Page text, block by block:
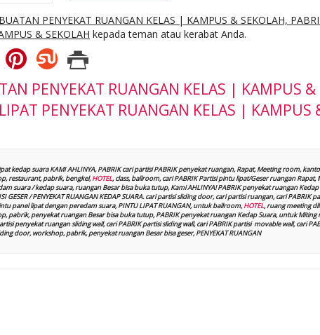
PENYEKAT RUANGAN KELAS | KAMPUS & SEKOLAH,
& SEKOLAH kepada teman atau kerabat Anda.
PENYEKAT RUANGAN KELAS | KAMPUS &
PENYEKAT RUANGAN KELAS | KAMPUS
kedap suara KAMI AHLINYA, PABRIK cari partisi PABRIK penyekat ruangan, Rapat, Meeting room,
restaurant, pabrik, bengkel,HOTEL, class, ballroom, cari PABRIK Partisi pintu lipat/Geser ruangan Rapat,
suara / kedap suara, ruangan Besar bisa buka tutup, Kami AHLINYA! PABRIK penyekat ruangan Kedap
/ PENYEKAT RUANGAN KEDAP SUARA. cari partisi sliding door, cari partisi ruangan, cari PABRIK
panel lipat dengan peredam suara, PINTU LIPAT RUANGAN, untuk ballroom,HOTEL, ruang meeting
pabrik, penyekat ruangan Besar bisa buka tutup, PABRIK penyekat ruangan Kedap Suara, untuk Miting
penyekat ruangan sliding wall, cari PABRIK partisi sliding wall, cari PABRIK partisi movable wall, cari
door, workshop, pabrik, penyekat ruangan Besar bisa geser, PENYEKAT RUANGAN